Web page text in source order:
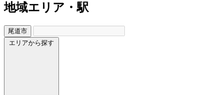
地域エリア・駅
尾道市
エリアから探す